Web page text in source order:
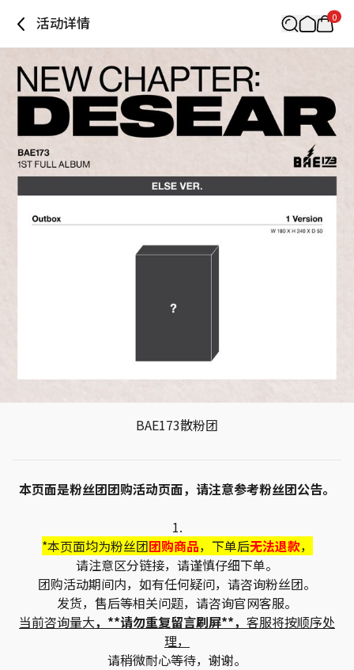
活动详情 0
BAE173散粉团
本页面是粉丝团团购活动页面，请注意参考粉丝团公告。
1.
*本页面均为粉丝团团购商品，下单后无法退款，
请注意区分链接，请谨慎仔细下单。
团购活动期间内，如有任何疑问，请咨询粉丝团。
发货，售后等相关问题，请咨询官网客服。
当前咨询量大，**请勿重复留言刷屏**， 客服将按顺序处
理，
请稍微耐心等待，谢谢。